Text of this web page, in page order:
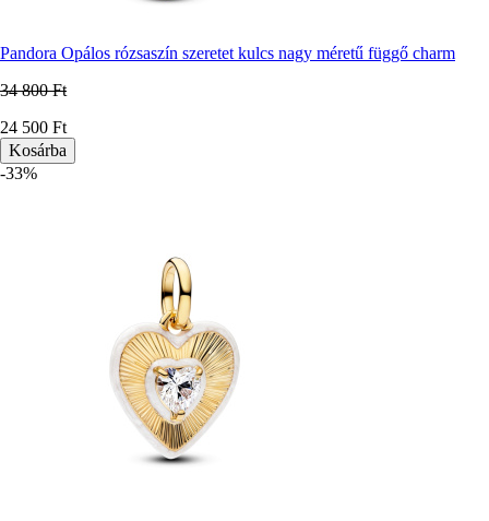
Pandora Opálos rózsaszín szeretet kulcs nagy méretű függő charm
34 800 Ft
Ár
24 500 Ft
-33%